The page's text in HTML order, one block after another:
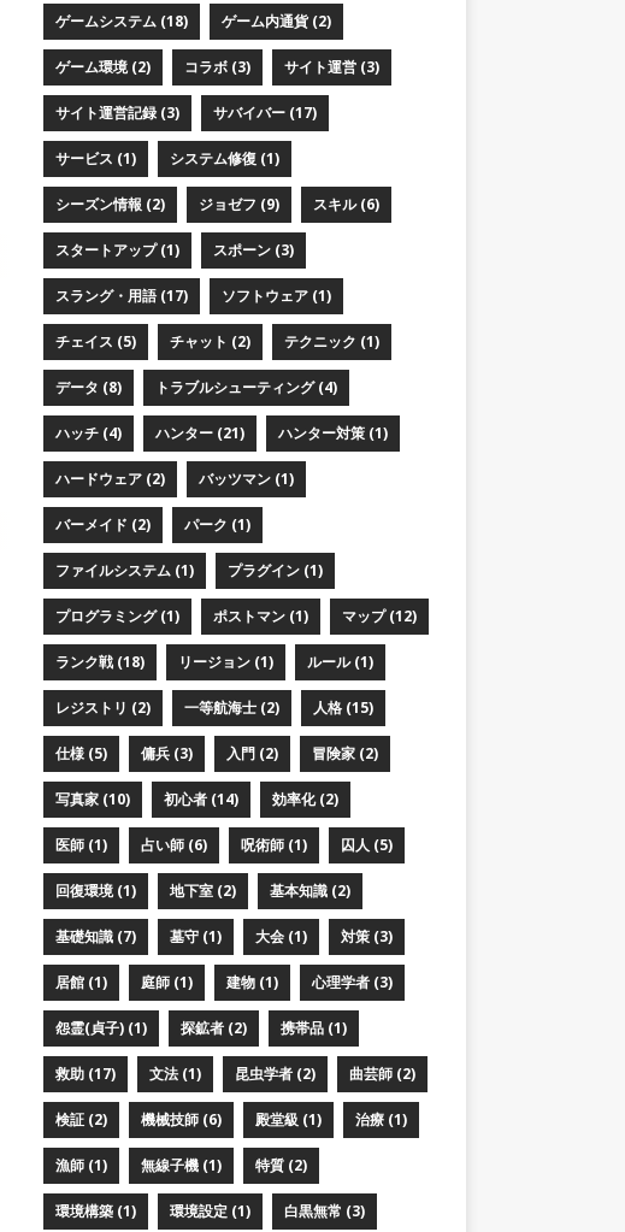
ゲームシステム (18) ゲーム内通貨 (2)
ゲーム環境 (2) コラボ (3) サイト運営 (3)
サイト運営記録 (3) サバイバー (17)
サービス (1) システム修復 (1)
シーズン情報 (2) ジョゼフ (9) スキル (6)
スタートアップ (1) スポーン (3)
スラング・用語 (17) ソフトウェア (1)
チェイス (5) チャット (2) テクニック (1)
データ (8) トラブルシューティング (4)
ハッチ (4) ハンター (21) ハンター対策 (1)
ハードウェア (2) バッツマン (1)
バーメイド (2) パーク (1)
ファイルシステム (1) プラグイン (1)
プログラミング (1) ポストマン (1) マップ (12)
ランク戦 (18) リージョン (1) ルール (1)
レジストリ (2) 一等航海士 (2) 人格 (15)
仕様 (5) 傭兵 (3) 入門 (2) 冒険家 (2)
写真家 (10) 初心者 (14) 効率化 (2)
医師 (1) 占い師 (6) 呪術師 (1) 囚人 (5)
回復環境 (1) 地下室 (2) 基本知識 (2)
基礎知識 (7) 墓守 (1) 大会 (1) 対策 (3)
居館 (1) 庭師 (1) 建物 (1) 心理学者 (3)
怨霊(貞子) (1) 探鉱者 (2) 携帯品 (1)
救助 (17) 文法 (1) 昆虫学者 (2) 曲芸師 (2)
検証 (2) 機械技師 (6) 殿堂級 (1) 治療 (1)
漁師 (1) 無線子機 (1) 特質 (2)
環境構築 (1) 環境設定 (1) 白黒無常 (3)